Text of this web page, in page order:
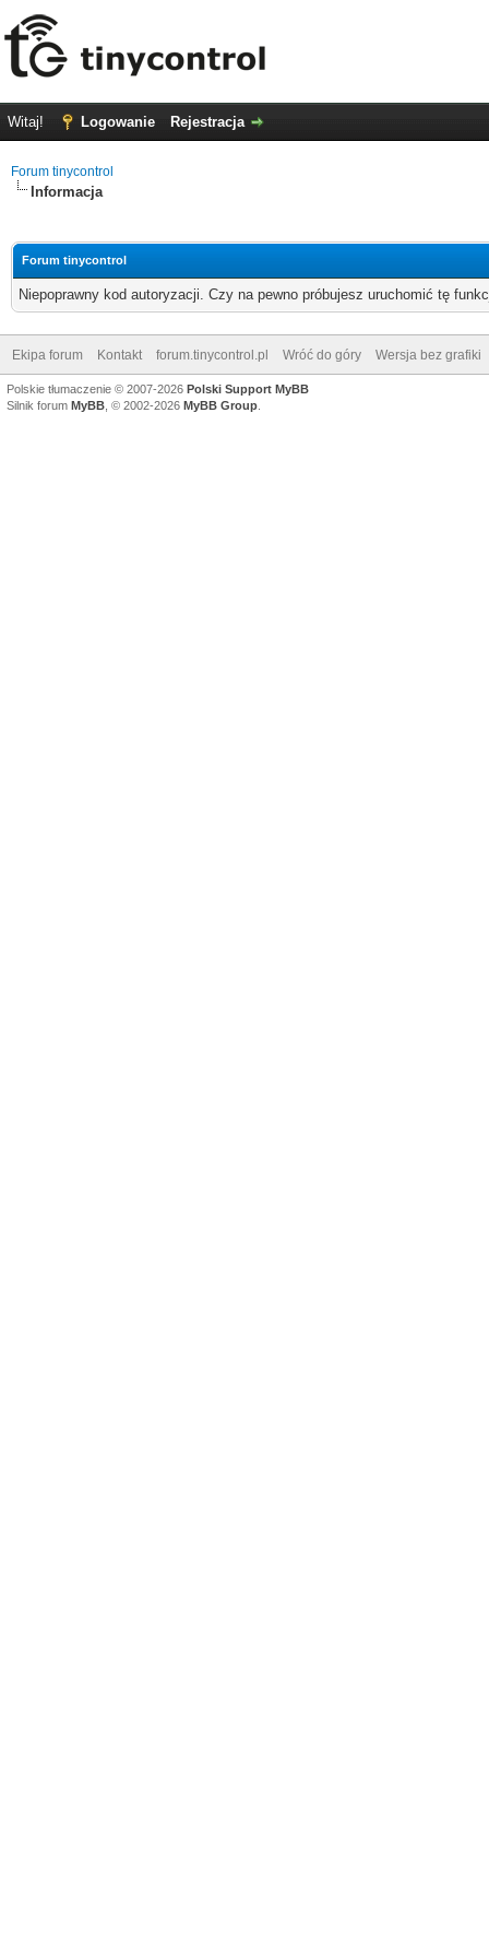
Witaj! Logowanie Rejestracja
Forum tinycontrol
Informacja
Forum tinycontrol
Niepoprawny kod autoryzacji. Czy na pewno próbujesz uruchomić tę
Ekipa forum Kontakt forum.tinycontrol.pl Wróć do góry Wersja bez grafiki
Polskie tłumaczenie © 2007-2026 Polski Support MyBB
Silnik forum MyBB , © 2002-2026 MyBB Group